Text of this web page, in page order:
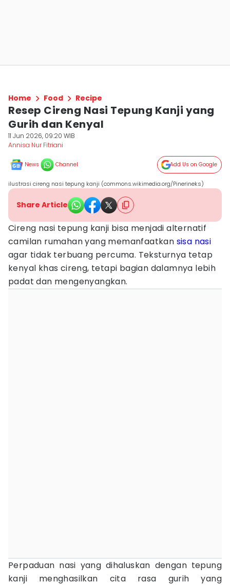
Home Food Recipe
Resep Cireng Nasi Tepung Kanji yang
Gurih dan Kenyal
11 Jun 2026, 09:20 WIB
Annisa Nur Fitriani
News Channel Add Us on Google
ilustrasi cireng nasi tepung kanji (commons.wikimedia.org/Pinerineks)
Share Article
Cireng nasi tepung kanji bisa menjadi alternatif
camilan rumahan yang memanfaatkan sisa nasi
agar tidak terbuang percuma. Teksturnya tetap
kenyal khas cireng, tetapi bagian dalamnya lebih
padat dan mengenyangkan.
Perpaduan nasi yang dihaluskan dengan tepung
kanji menghasilkan cita rasa gurih yang